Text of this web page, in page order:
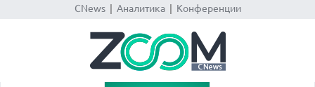
CNews| Аналитика| Конференции